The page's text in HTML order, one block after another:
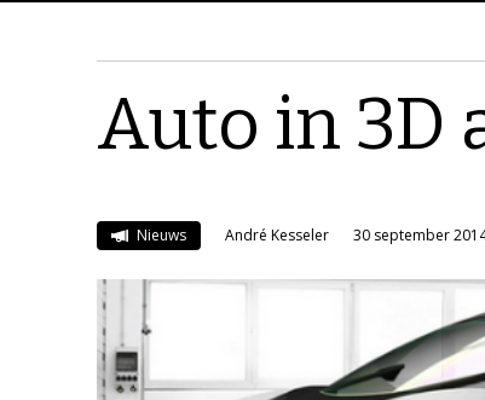
Auto in 3D
Nieuws André Kesseler 30 september